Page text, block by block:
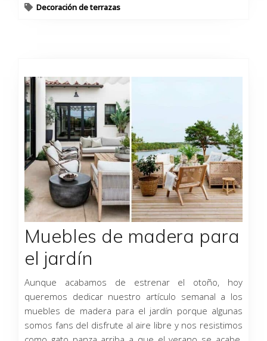
Decoración de terrazas
Muebles de madera para
el jardín
Aunque acabamos de estrenar el otoño, hoy
queremos dedicar nuestro artículo semanal a los
muebles de madera para el jardín porque algunas
somos fans del disfrute al aire libre y nos resistimos